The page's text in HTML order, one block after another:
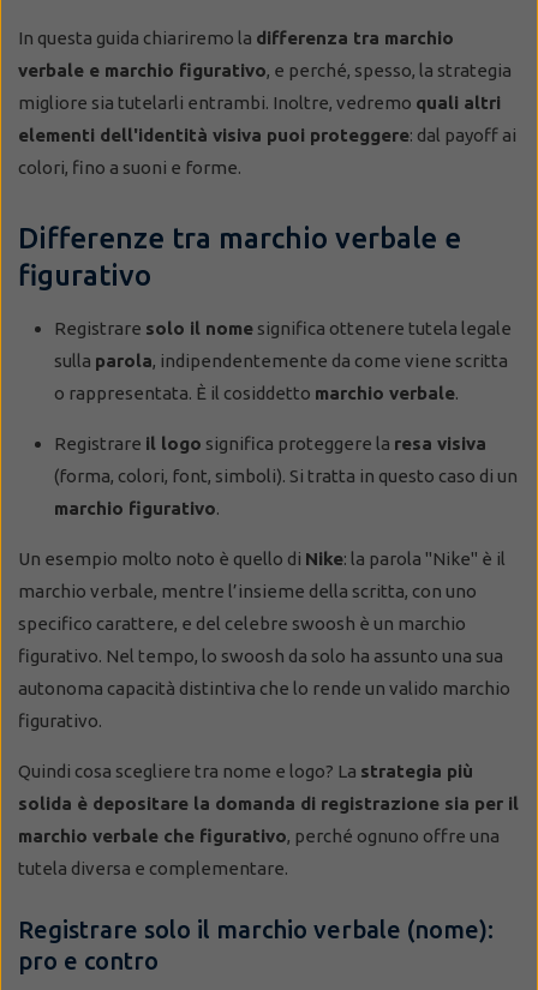
In questa guida chiariremo la differenza tra marchio
verbale e marchio figurativo, e perché, spesso, la strategia
migliore sia tutelarli entrambi. Inoltre, vedremo quali altri
elementi dell'identità visiva puoi proteggere: dal payoff ai
colori, fino a suoni e forme.
Differenze tra marchio verbale e
figurativo
Registrare solo il nome significa ottenere tutela legale
sulla parola, indipendentemente da come viene scritta
o rappresentata. È il cosiddetto marchio verbale.
Registrare il logo significa proteggere la resa visiva
(forma, colori, font, simboli). Si tratta in questo caso di un
marchio figurativo.
Un esempio molto noto è quello di Nike: la parola "Nike" è il
marchio verbale, mentre l’insieme della scritta, con uno
specifico carattere, e del celebre swoosh è un marchio
figurativo. Nel tempo, lo swoosh da solo ha assunto una sua
autonoma capacità distintiva che lo rende un valido marchio
figurativo.
Quindi cosa scegliere tra nome e logo? La strategia più
solida è depositare la domanda di registrazione sia per il
marchio verbale che figurativo, perché ognuno offre una
tutela diversa e complementare.
Registrare solo il marchio verbale (nome):
pro e contro